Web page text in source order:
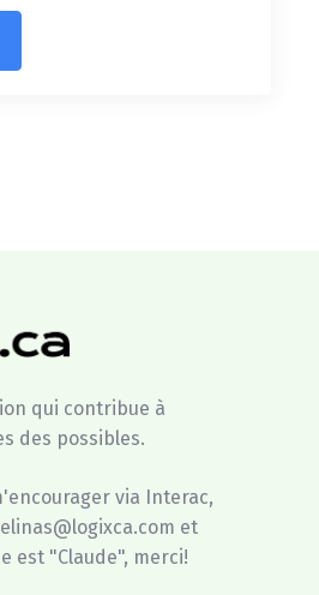
qui contribue à
des possibles.
via Interac,
et
est "Claude", merci!